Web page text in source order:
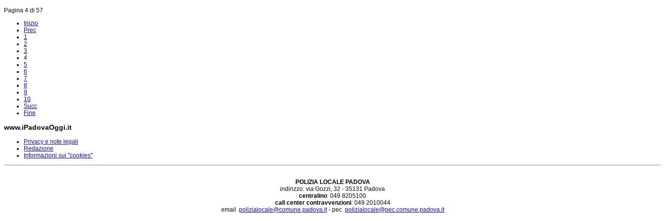
Pagina 4 di 57
Inizio
Prec
1
2
3
4
5
6
7
8
9
10
Succ
Fine
www.iPadovaOggi.it
Privacy e note legali
Redazione
Informazioni sui "cookies"
POLIZIA LOCALE PADOVA
indirizzo: via Gozzi, 32 - 35131 Padova
centralino: 049 8205100
call center contravvenzioni: 049 2010044
email polizialocale@comune.padova.it- pec polizialocale@pec.comune.padova.it